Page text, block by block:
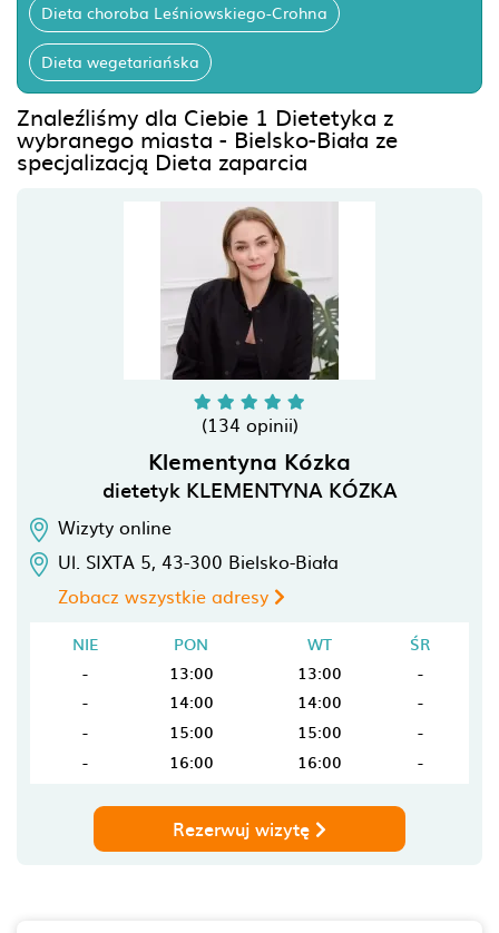
Dieta choroba Leśniowskiego-Crohna
Dieta wegetariańska
Znaleźliśmy dla Ciebie 1 Dietetyka z
wybranego miasta - Bielsko-Biała ze
specjalizacją Dieta zaparcia
(134 opinii)
Klementyna Kózka
dietetyk KLEMENTYNA KÓZKA
Wizyty online
Ul. SIXTA 5, 43-300 Bielsko-Biała
Zobacz wszystkie adresy
NIE PON WT
ŚR
-
13:00 13:00
-
-
14:00 14:00
-
-
15:00 15:00
-
-
16:00 16:00 -
Rezerwuj wizytę